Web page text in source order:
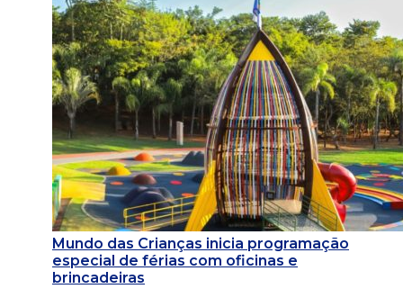
Mundo das Crianças inicia programação
especial de férias com oficinas e
brincadeiras